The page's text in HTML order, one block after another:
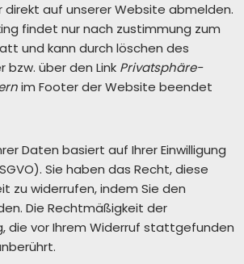
direkt auf unserer Website abmelden.
findet nur nach zustimmung zum
und kann durch löschen des
bzw. über den Link Privatsphäre-
im Footer der Website beendet
Daten basiert auf Ihrer Einwilligung
Sie haben das Recht, diese
zu widerrufen, indem Sie den
Die Rechtmäßigkeit der
die vor Ihrem Widerruf stattgefunden